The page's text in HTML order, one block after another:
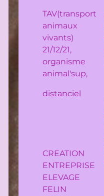
TAV(transport
animaux
vivants)
21/12/21,
organisme
animal'sup,
distanciel
CREATION
ENTREPRISE
ELEVAGE
FELIN